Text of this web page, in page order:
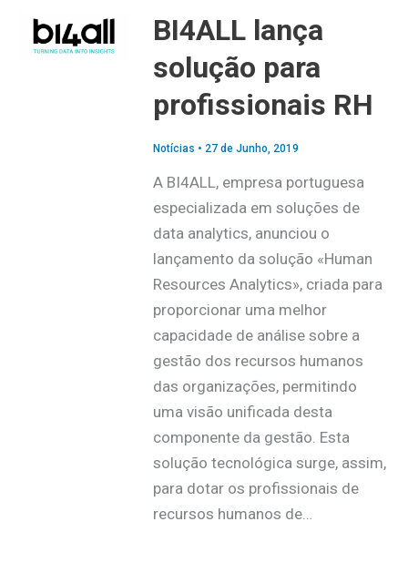
BI4ALL lança
solução para
profissionais RH
Notícias • 27 de Junho, 2019
A BI4ALL, empresa portuguesa
especializada em soluções de
data analytics, anunciou o
lançamento da solução «Human
Resources Analytics», criada para
proporcionar uma melhor
capacidade de análise sobre a
gestão dos recursos humanos
das organizações, permitindo
uma visão unificada desta
componente da gestão. Esta
solução tecnológica surge, assim,
para dotar os profissionais de
recursos humanos de…